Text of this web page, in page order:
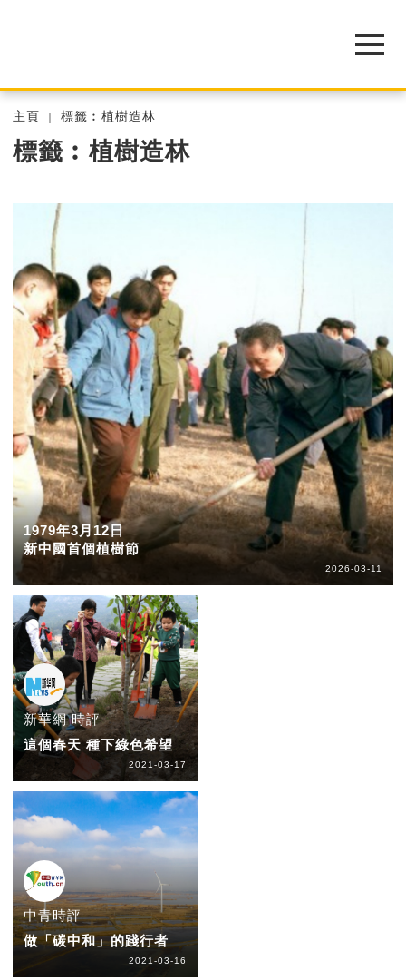
主頁 標籤︰植樹造林
標籤︰植樹造林
1979年3月12日
新中國首個植樹節
2026-03-11
新華網 時評
這個春天 種下綠色希望
2021-03-17
中青時評
做「碳中和」的踐行者
2021-03-16